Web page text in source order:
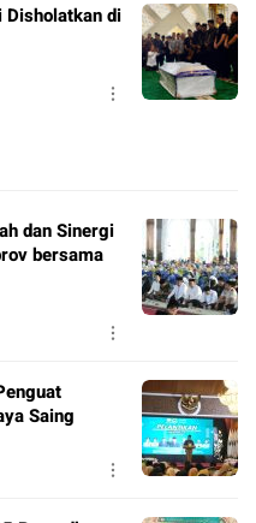
Disholatkan di
dan Sinergi
bersama
Saing